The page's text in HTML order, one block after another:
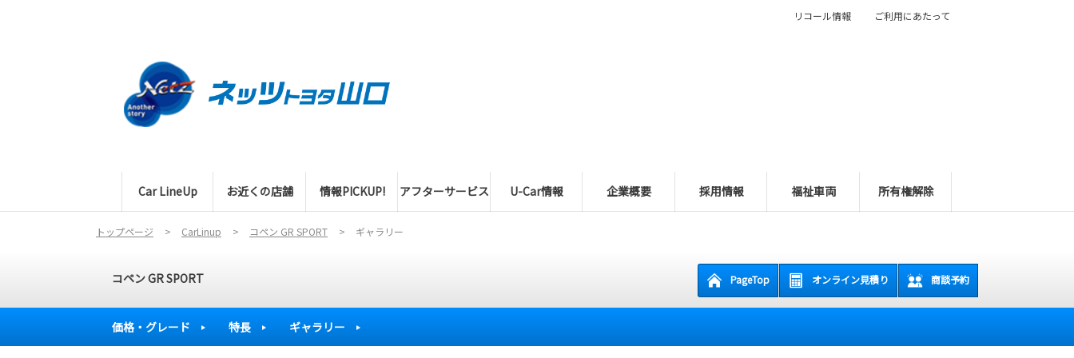
Car LineUp お近くの店舗 情報PICKUP! アフターサービス U-Car情報 企業概要 採用情報 福祉車両 所有権解除
リコール情報 ご利用にあたって
トップページ CarLinup コペン GR SPORT ギャラリー
コペン GR SPORT PageTop オンライン見積り 商談予約
価格・グレード 特長 ギャラリー